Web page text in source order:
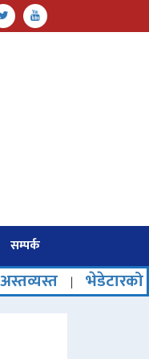
सम्पर्क
भेडेटारको पर्यटनमा